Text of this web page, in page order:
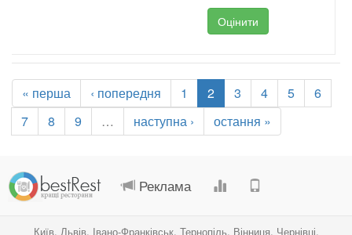
Оцінити
« перша ‹ попередня 1 2 3 4 5
6
7
8 9 … наступна › остання »
Реклама
Київ, Львів, Івано-Франківськ, Тернопіль, Вінниця, Чернівці,